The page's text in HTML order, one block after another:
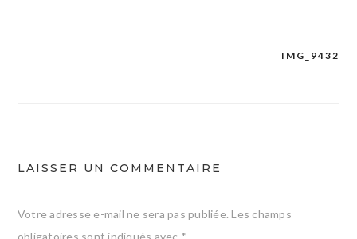
IMG_9432
LAISSER UN COMMENTAIRE
Votre adresse e-mail ne sera pas publiée. Les champs